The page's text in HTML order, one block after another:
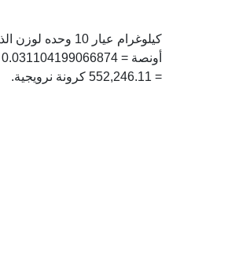
= 552,246.11 كرونة نرويجية.